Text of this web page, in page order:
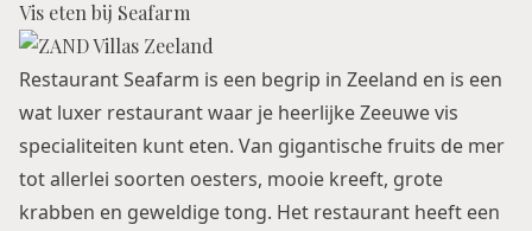
Vis eten bij Seafarm
Restaurant Seafarm is een begrip in Zeeland en is een
wat luxer restaurant waar je heerlijke Zeeuwe vis
specialiteiten kunt eten. Van gigantische fruits de mer
tot allerlei soorten oesters, mooie kreeft, grote
krabben en geweldige tong. Het restaurant heeft een